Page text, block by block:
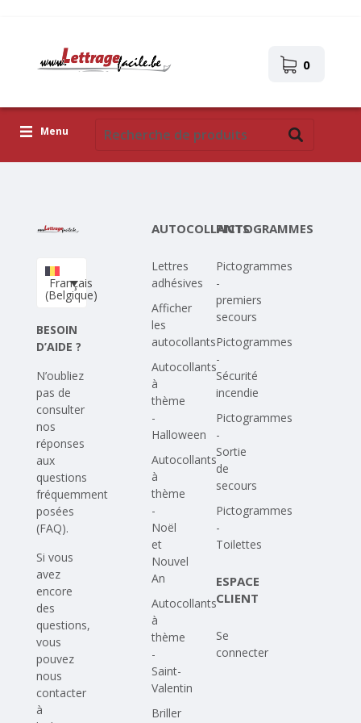
0
Menu
Téléchargez votre propre conception
Corona Covid-19
Français
(Belgique)
BESOIN
D’AIDE ?
N’oubliez
pas de
consulter
nos
réponses
aux
questions
fréquemment
posées
(FAQ).
Si vous
avez
encore
des
questions,
vous
pouvez
nous
contacter
à
AUTOCOLLANTS
Lettres
adhésives
Afficher
les
autocollants
Autocollants
à
thème
-
Halloween
Autocollants
à
thème
-
Noël
et
Nouvel
An
Autocollants
à
thème
-
Saint-
Valentin
Briller
PICTOGRAMMES
Pictogrammes
-
premiers
secours
Pictogrammes
-
Sécurité
incendie
Pictogrammes
-
Sortie
de
secours
Pictogrammes
-
Toilettes
ESPACE
CLIENT
Se
connecter